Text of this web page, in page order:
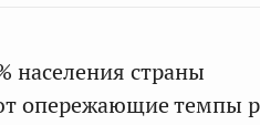
населения страны
опережающие темпы